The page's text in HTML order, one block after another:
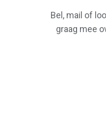
Bel, mail of
graag mee